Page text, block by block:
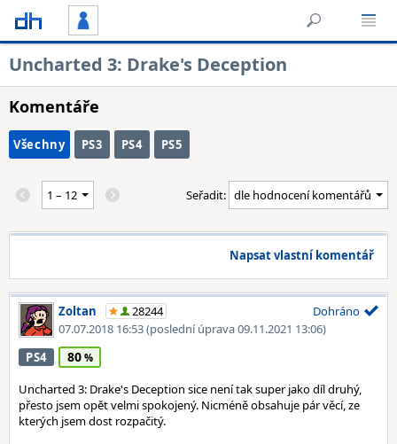
Uncharted 3: Drake's Deception
Komentáře
Všechny PS3 PS4 PS5
Seřadit:
Napsat vlastní komentář
Zoltan
28244
07.07.2018 16:53(poslední úprava 09.11.2021 13:06)
Dohráno
PS4 80
Uncharted 3: Drake's Deception sice není tak super jako díl druhý,
přesto jsem opět velmi spokojený. Nicméně obsahuje pár věcí, ze
kterých jsem dost rozpačitý.